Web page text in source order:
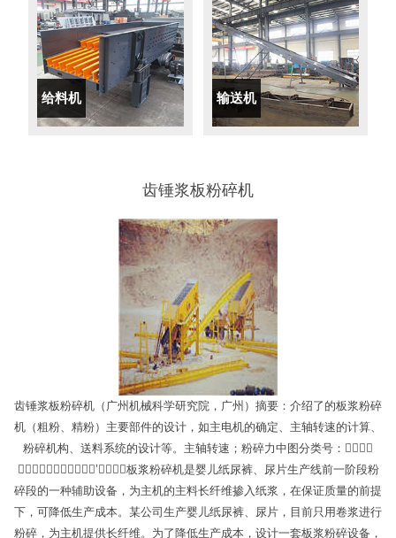
给料机 输送机
齿锤浆板粉碎机
齿锤浆板粉碎机（广州机械科学研究院，广州）摘要：介绍了的板浆粉碎
机（粗粉、精粉）主要部件的设计，如主电机的确定、主轴转速的计算、
粉碎机构、送料系统的设计等。主轴转速；粉碎力中图分类号：，，
（）：，，’：；板浆粉碎机是婴儿纸尿裤、尿片生产线前一阶段粉
碎段的一种辅助设备，为主机的主料长纤维掺入纸浆，在保证质量的前提
下，可降低生产成本。某公司生产婴儿纸尿裤、尿片，目前只用卷浆进行
粉碎，为主机提供长纤维。为了降低生产成本，设计一套板浆粉碎设备，